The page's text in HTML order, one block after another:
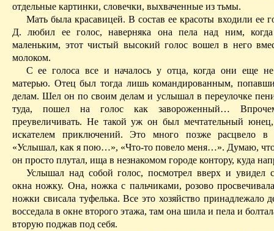
отдельные картинки, словечки, выхваченные из тьмы.
Мать была красавицей. В состав ее красоты входили ее
Д. любил ее голос, наверняка она пела над ним,
маленьким, этот чистый высокий голос вошел в него
молоком.
С ее голоса все и началось у отца, когда они еще
матерью. Отец был тогда лишь командированным,
делам. Шел он по своим делам и услышал в переулочке
туда, пошел на голос как завороженный… В
преувеличивать. Не такой уж он был мечтательный
искателем приключений. Это много позже расцвело в
«Услышал, как я пою…», «Что-то повело меня…». Думаю, что,
он просто плутал, ища в незнакомом городе контору, куда
Услышал над собой голос, посмотрел вверх и увидел
окна ножку. Она, ножка с пальчиками, розово
ножки свисала туфелька. Все это хозяйство принадлежало
восседала в окне второго этажа, там она шила и пела и
вторую поджав под себя.